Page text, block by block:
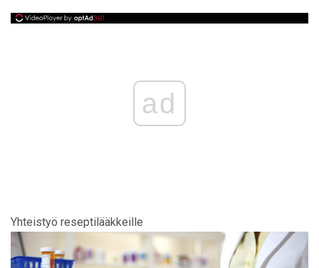
ad
Yhteistyö reseptilääkkeille